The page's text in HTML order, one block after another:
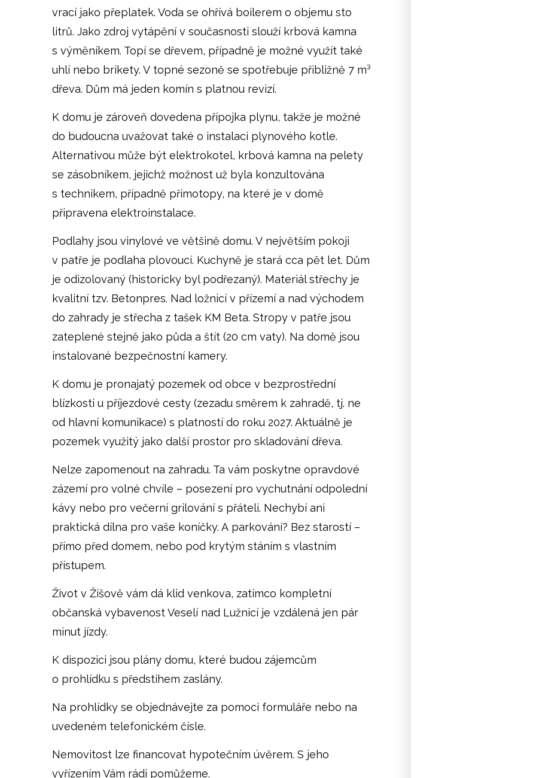
vrací jako přeplatek. Voda se ohřívá boilerem o objemu sto
litrů. Jako zdroj vytápění v současnosti slouží krbová kamna
s výměníkem. Topí se dřevem, případně je možné využít také
uhlí nebo brikety. V topné sezoně se spotřebuje přibližně 7 m³
dřeva. Dům má jeden komín s platnou revizí.
K domu je zároveň dovedena přípojka plynu, takže je možné
do budoucna uvažovat také o instalaci plynového kotle.
Alternativou může být elektrokotel, krbová kamna na pelety
se zásobníkem, jejichž možnost už byla konzultována
s technikem, případně přímotopy, na které je v domě
připravena elektroinstalace.
Podlahy jsou vinylové ve většině domu. V největším pokoji
v patře je podlaha plovoucí. Kuchyně je stará cca pět let. Dům
je odizolovaný (historicky byl podřezaný). Materiál střechy je
kvalitní tzv. Betonpres. Nad ložnicí v přízemí a nad východem
do zahrady je střecha z tašek KM Beta. Stropy v patře jsou
zateplené stejně jako půda a štít (20 cm vaty). Na domě jsou
instalované bezpečnostní kamery.
K domu je pronajatý pozemek od obce v bezprostřední
blízkosti u příjezdové cesty (zezadu směrem k zahradě, tj. ne
od hlavní komunikace) s platností do roku 2027. Aktuálně je
pozemek využitý jako další prostor pro skladování dřeva.
Nelze zapomenout na zahradu. Ta vám poskytne opravdové
zázemí pro volné chvíle – posezení pro vychutnání odpolední
kávy nebo pro večerní grilování s přáteli. Nechybí ani
praktická dílna pro vaše koníčky. A parkování? Bez starostí –
přímo před domem, nebo pod krytým stáním s vlastním
přístupem.
Život v Žíšově vám dá klid venkova, zatímco kompletní
občanská vybavenost Veselí nad Lužnicí je vzdálená jen pár
minut jízdy.
K dispozici jsou plány domu, které budou zájemcům
o prohlídku s předstihem zaslány.
Na prohlídky se objednávejte za pomoci formuláře nebo na
uvedeném telefonickém čísle.
Nemovitost lze financovat hypotečním úvěrem. S jeho
vyřízením Vám rádi pomůžeme.